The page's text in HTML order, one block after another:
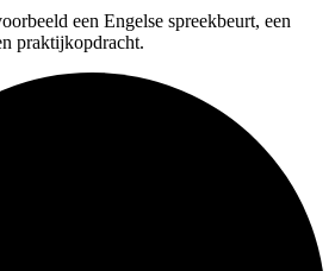
een Engelse spreekbeurt, een
praktijkopdracht.